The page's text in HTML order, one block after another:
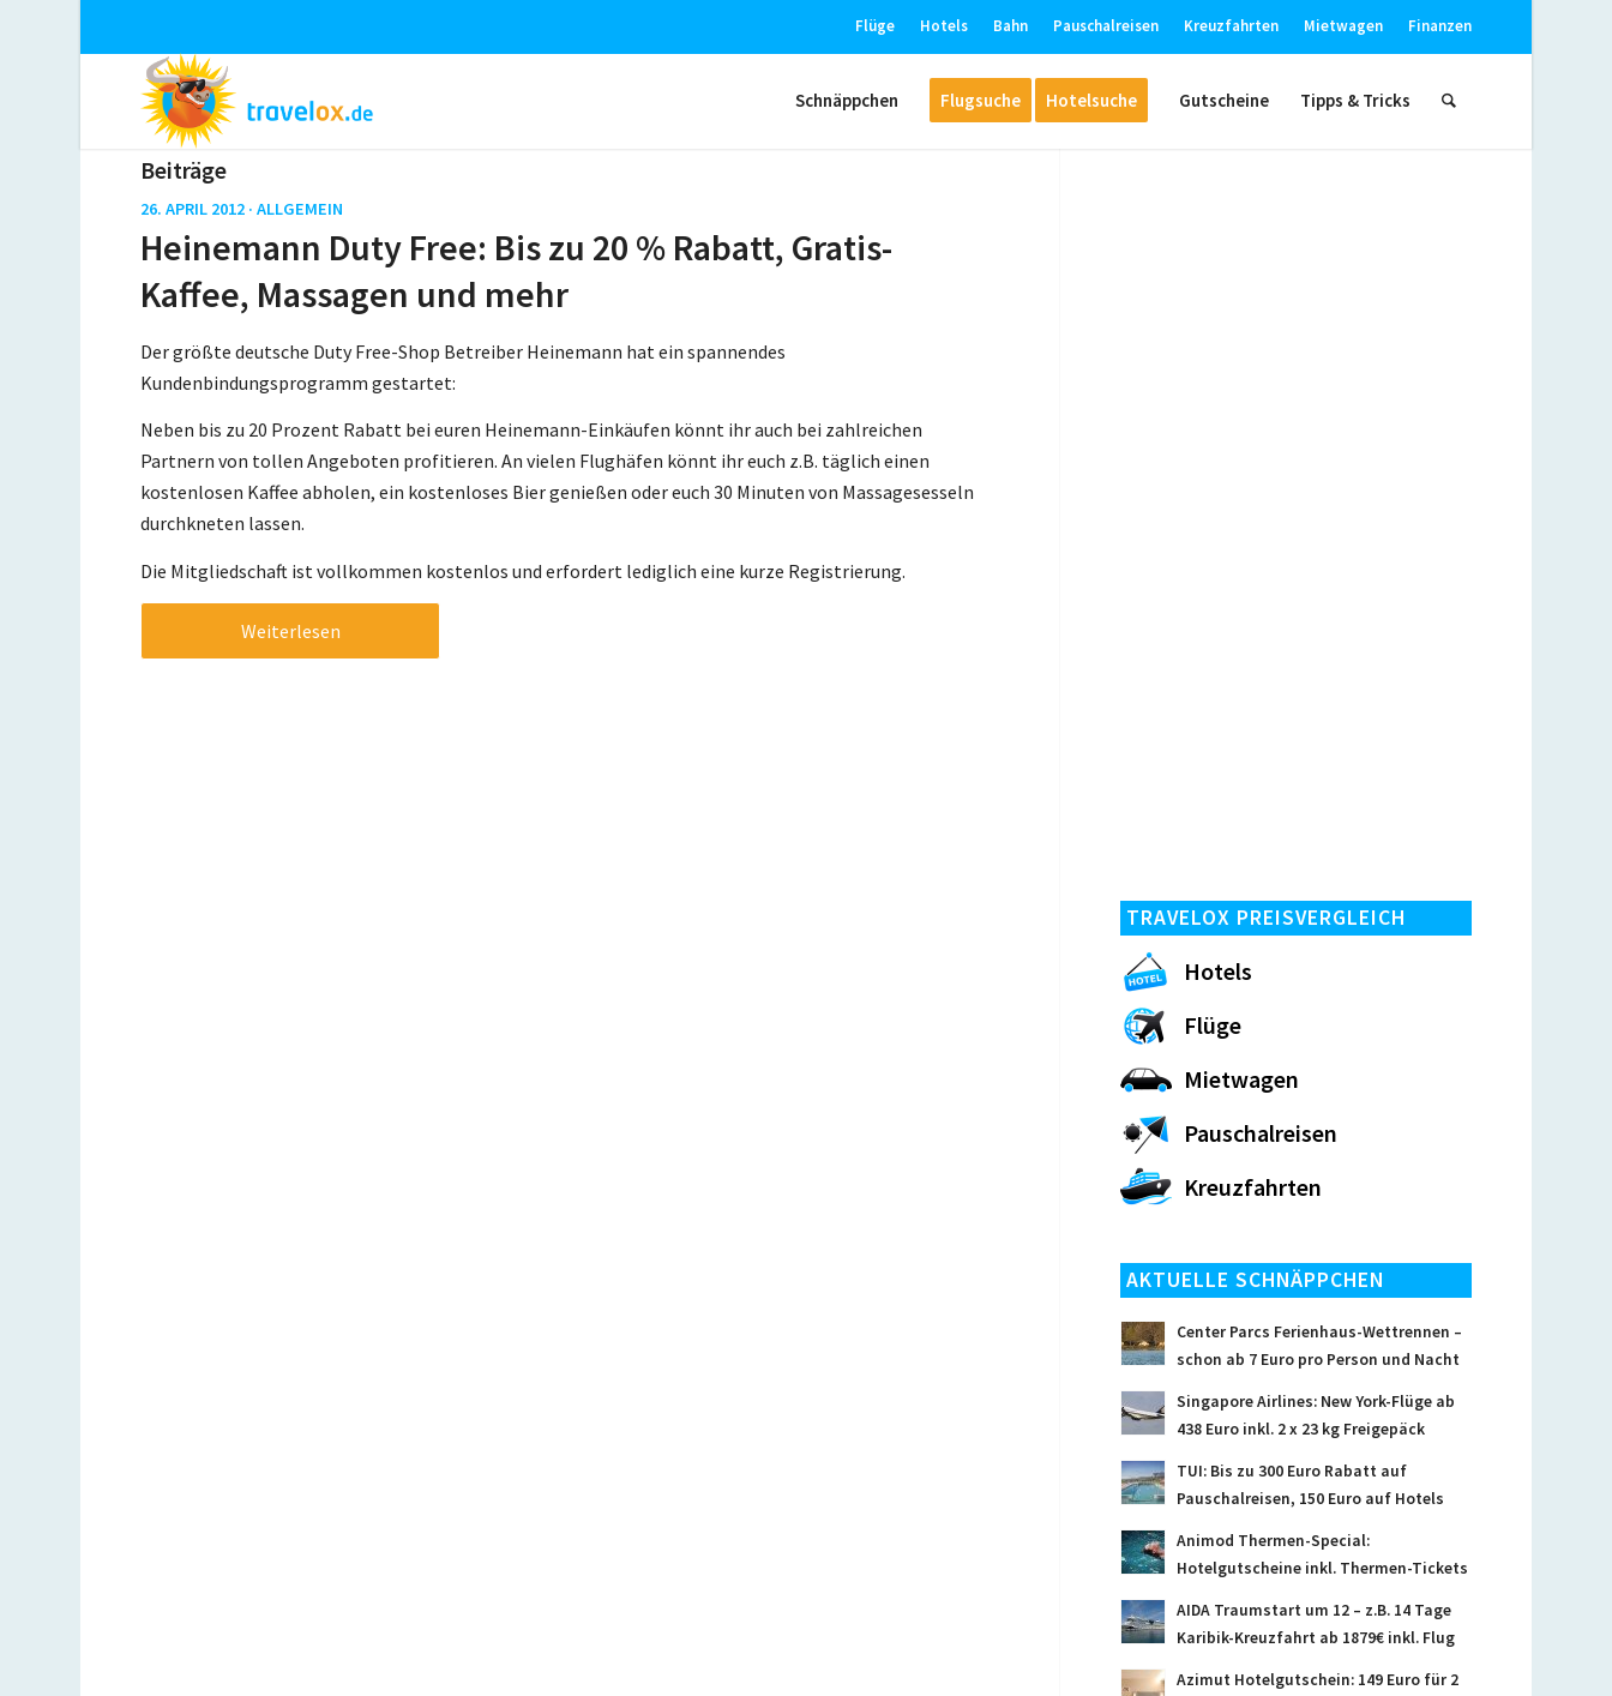
Flüge Hotels Bahn Pauschalreisen Kreuzfahrten Mietwagen Finanzen
Schnäppchen Flugsuche Hotelsuche Gutscheine Tipps & Tricks
Beiträge
26. APRIL 2012 ·ALLGEMEIN
Heinemann Duty Free: Bis zu 20 % Rabatt, Gratis-
Kaffee, Massagen und mehr
Der größte deutsche Duty Free-Shop Betreiber Heinemann hat ein spannendes
Kundenbindungsprogramm gestartet:
Neben bis zu 20 Prozent Rabatt bei euren Heinemann-Einkäufen könnt ihr auch bei zahlreichen
Partnern von tollen Angeboten profitieren. An vielen Flughäfen könnt ihr euch z.B. täglich einen
kostenlosen Kaffee abholen, ein kostenloses Bier genießen oder euch 30 Minuten von Massagesesseln
durchkneten lassen.
Die Mitgliedschaft ist vollkommen kostenlos und erfordert lediglich eine kurze Registrierung.
Weiterlesen
TRAVELOX PREISVERGLEICH
Hotels
Flüge
Mietwagen
Pauschalreisen
Kreuzfahrten
AKTUELLE SCHNÄPPCHEN
Center Parcs Ferienhaus-Wettrennen –
schon ab 7 Euro pro Person und Nacht
Singapore Airlines: New York-Flüge ab
438 Euro inkl. 2 x 23 kg Freigepäck
TUI: Bis zu 300 Euro Rabatt auf
Pauschalreisen, 150 Euro auf Hotels
Animod Thermen-Special:
Hotelgutscheine inkl. Thermen-Tickets
AIDA Traumstart um 12 – z.B. 14 Tage
Karibik-Kreuzfahrt ab 1879€ inkl. Flug
Azimut Hotelgutschein: 149 Euro für 2